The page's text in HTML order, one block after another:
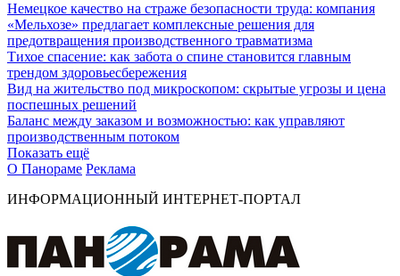
Немецкое качество на страже безопасности труда: компания
«Мельхозе» предлагает комплексные решения для
предотвращения производственного травматизма
Тихое спасение: как забота о спине становится главным
трендом здоровьесбережения
Вид на жительство под микроскопом: скрытые угрозы и цена
поспешных решений
Баланс между заказом и возможностью: как управляют
производственным потоком
Показать ещё
О Панораме Реклама
ИНФОРМАЦИОННЫЙ ИНТЕРНЕТ-ПОРТАЛ